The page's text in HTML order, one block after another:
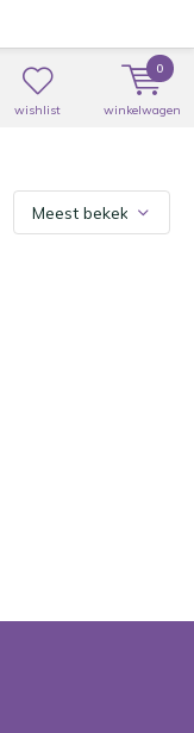
wishlist winkelwagen
0